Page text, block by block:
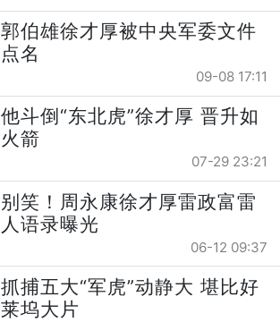
郭伯雄徐才厚被中央军委文件
点名
09-08 17:11
他斗倒“东北虎”徐才厚 晋升如
火箭
07-29 23:21
别笑！周永康徐才厚雷政富雷
人语录曝光
06-12 09:37
抓捕五大“军虎”动静大 堪比好
莱坞大片